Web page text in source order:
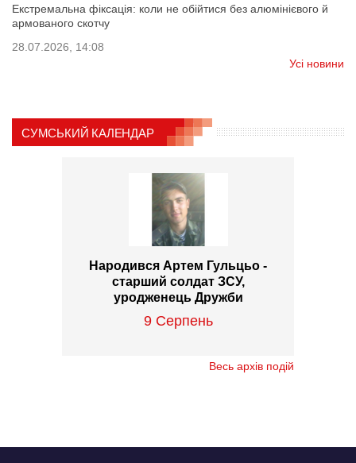
Екстремальна фіксація: коли не обійтися без алюмінієвого й
армованого скотчу
28.07.2026, 14:08
Усі новини
СУМСЬКИЙ КАЛЕНДАР
Народився Артем Гульцьо -
старший солдат ЗСУ,
уродженець Дружби
9 Серпень
Весь архів подій